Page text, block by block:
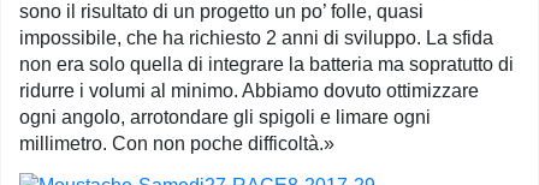
sono il risultato di un progetto un po’ folle, quasi
impossibile, che ha richiesto 2 anni di sviluppo. La sfida
non era solo quella di integrare la batteria ma sopratutto di
ridurre i volumi al minimo. Abbiamo dovuto ottimizzare
ogni angolo, arrotondare gli spigoli e limare ogni
millimetro. Con non poche difficoltà.»